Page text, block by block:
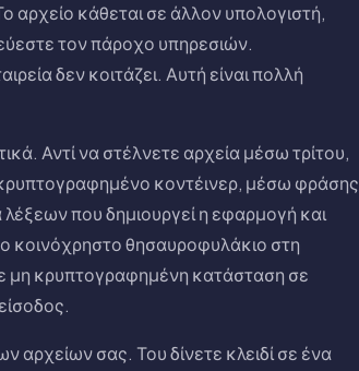
αρχείο κάθεται σε άλλον υπολογιστή,
τον πάροχο υπηρεσιών.
δεν κοιτάζει. Αυτή είναι πολλή
Αντί να στέλνετε αρχεία μέσω τρίτου,
κοντέινερ, μέσω φράσης
που δημιουργεί η εφαρμογή και
κοινόχρηστο θησαυροφυλάκιο στη
μη κρυπτογραφημένη κατάσταση σε
αρχείων σας. Του δίνετε κλειδί σε ένα